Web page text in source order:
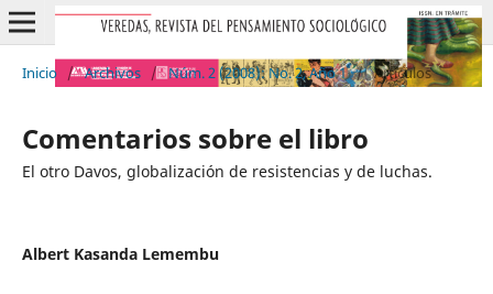
Inicio / Archivos / Núm. 2 (2008): No. 2, Año 1 / Artículos
Comentarios sobre el libro
El otro Davos, globalización de resistencias y de luchas.
Albert Kasanda Lemembu